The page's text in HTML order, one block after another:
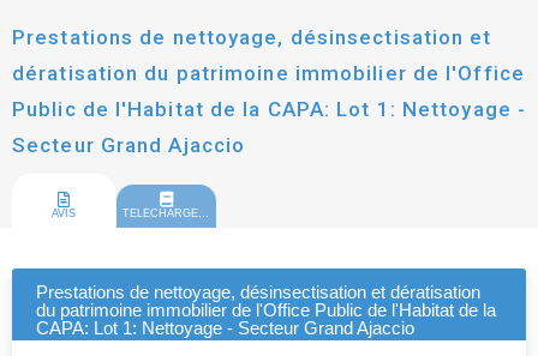
Prestations de nettoyage, désinsectisation et
dératisation du patrimoine immobilier de l'Office
Public de l'Habitat de la CAPA: Lot 1: Nettoyage -
Secteur Grand Ajaccio
AVIS TELECHARGEMENT
Prestations de nettoyage, désinsectisation et dératisation
du patrimoine immobilier de l'Office Public de l'Habitat de la
CAPA: Lot 1: Nettoyage - Secteur Grand Ajaccio